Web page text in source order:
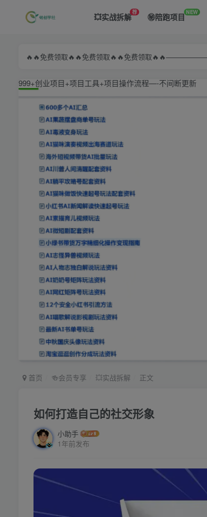
💥实战拆解荐 ㊙️陪跑项目NEW
🔥🔥免费领取🔥🔥免费领取🔥🔥免费领取
999+创业项目+项目工具+项目操作流程—-不间断更新
首页 🍻会员专享 💥实战拆解 正文
如何打造自己的社交形象
小助手
1年前发布